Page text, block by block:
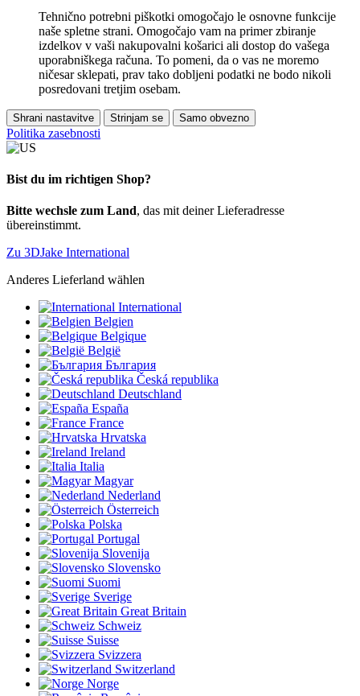
Tehnično potrebni piškotki omogočajo le osnovne funkcije
naše spletne strani. Omogočajo vam na primer zbiranje
izdelkov v vaši nakupovalni košarici ali dostop do vašega
uporabniškega računa. To pomeni, da o vas ne moremo
ničesar sklepati, prav tako dobljeni podatki ne bodo nikoli
posredovani tretjim osebam.
Shrani nastavitve Strinjam se Samo obvezno
Politika zasebnosti
Bist du im richtigen Shop?
Bitte wechsle zum Land, das mit deiner Lieferadresse
übereinstimmt.
Zu 3DJake International
Anderes Lieferland wählen
International
Belgien
Belgique
België
България
Česká republika
Deutschland
España
France
Hrvatska
Ireland
Italia
Magyar
Nederland
Österreich
Polska
Portugal
Slovenija
Slovensko
Suomi
Sverige
Great Britain
Schweiz
Suisse
Svizzera
Switzerland
Norge